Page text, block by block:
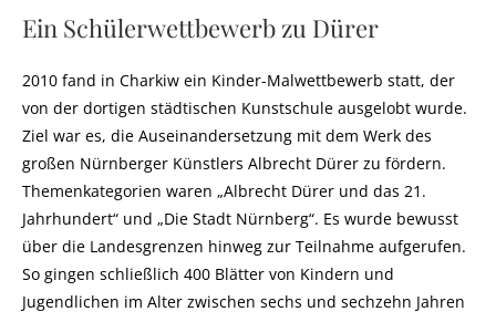
Ein Schülerwettbewerb zu Dürer
2010 fand in Charkiw ein Kinder-Malwettbewerb statt, der
von der dortigen städtischen Kunstschule ausgelobt wurde.
Ziel war es, die Auseinandersetzung mit dem Werk des
großen Nürnberger Künstlers Albrecht Dürer zu fördern.
Themenkategorien waren „Albrecht Dürer und das 21.
Jahrhundert“ und „Die Stadt Nürnberg“. Es wurde bewusst
über die Landesgrenzen hinweg zur Teilnahme aufgerufen.
So gingen schließlich 400 Blätter von Kindern und
Jugendlichen im Alter zwischen sechs und sechzehn Jahren